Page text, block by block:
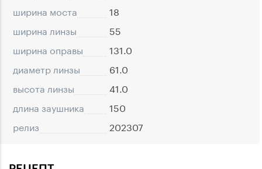
ширина моста
18
ширина линзы
55
ширина оправы
131.0
диаметр линзы
61.0
высота линзы
41.0
длина заушника
150
релиз
202307